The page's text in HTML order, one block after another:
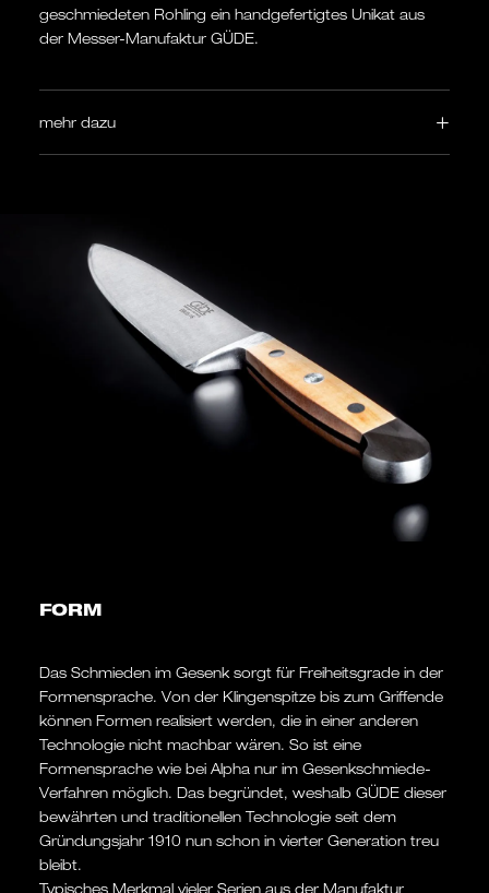
geschmiedeten Rohling ein handgefertigtes Unikat aus
der Messer-Manufaktur GÜDE.
mehr dazu
FORM
Das Schmieden im Gesenk sorgt für Freiheitsgrade in der
Formensprache. Von der Klingenspitze bis zum Griffende
können Formen realisiert werden, die in einer anderen
Technologie nicht machbar wären. So ist eine
Formensprache wie bei Alpha nur im Gesenkschmiede-
Verfahren möglich. Das begründet, weshalb GÜDE dieser
bewährten und traditionellen Technologie seit dem
Gründungsjahr 1910 nun schon in vierter Generation treu
bleibt.
Typisches Merkmal vieler Serien aus der Manufaktur